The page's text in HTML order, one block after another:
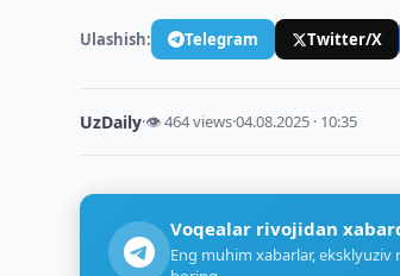
Ulashish: Telegram Twitter/X
UzDaily·👁 464 views·04.08.2025 · 10:35
Voqealar rivojidan
Eng muhim xabarlar,